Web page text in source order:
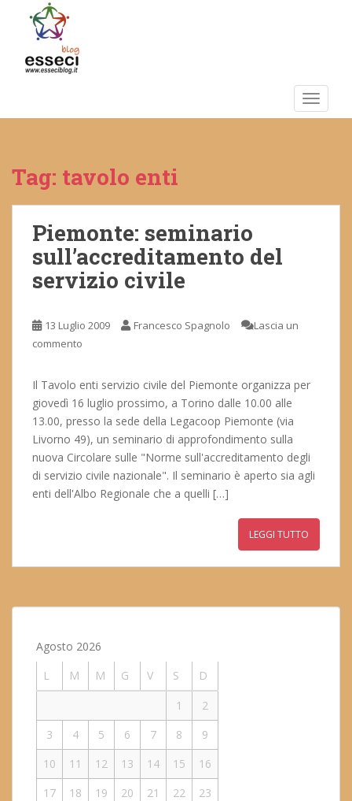
m
Tag: tavolo enti
Piemonte: seminario
sull’accreditamento del
servizio civile
13 Luglio 2009 Francesco Spagnolo
Lascia un
commento
Il Tavolo enti servizio civile del Piemonte organizza per
giovedì 16 luglio prossimo, a Torino dalle 10.00 alle
13.00, presso la sede della Legacoop Piemonte (via
Livorno 49), un seminario di approfondimento sulla
nuova Circolare sulle "Norme sull'accreditamento degli
di servizio civile nazionale". Il seminario è aperto sia agli
enti dell'Albo Regionale che a quelli […]
LEGGI TUTTO
Agosto 2026
L
M M G V S
D
1
2
3
4 5 6 7 8
9
10
11 12 13 14 15
16
17
18 19 20 21 22
23